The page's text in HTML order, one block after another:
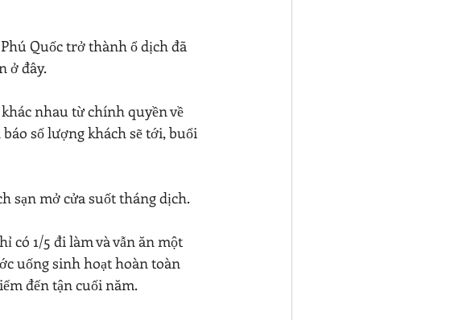
Quốc trở thành ổ dịch đã
ở đây.
nhau từ chính quyền về
số lượng khách sẽ tới, buổi
sạn mở cửa suốt tháng dịch.
có 1/5 đi làm và vẫn ăn một
uống sinh hoạt hoàn toàn
đến tận cuối năm.